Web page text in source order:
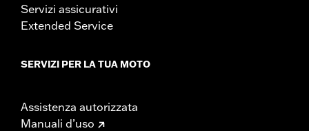
Servizi assicurativi
Extended Service
SERVIZI PER LA TUA MOTO
Assistenza autorizzata
Manuali d’uso